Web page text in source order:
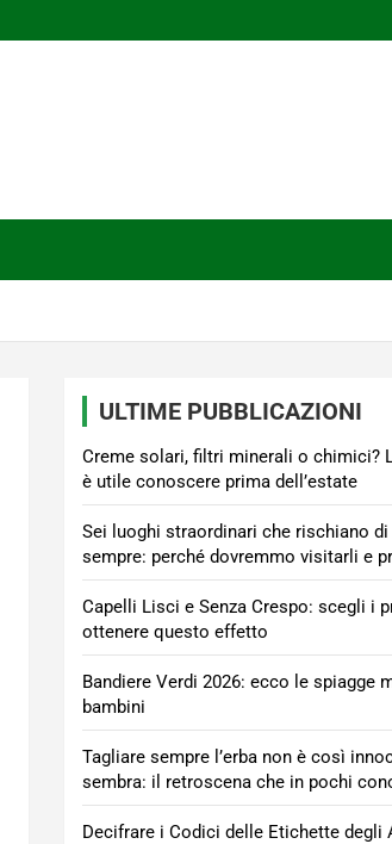
ULTIME PUBBLICAZIONI
Creme solari, filtri minerali o chimici?
è utile conoscere prima dell’estate
Sei luoghi straordinari che rischiano
sempre: perché dovremmo visitarli e
Capelli Lisci e Senza Crespo: scegli i
ottenere questo effetto
Bandiere Verdi 2026: ecco le spiagge
bambini
Tagliare sempre l’erba non è così
sembra: il retroscena che in pochi
Decifrare i Codici delle Etichette degli